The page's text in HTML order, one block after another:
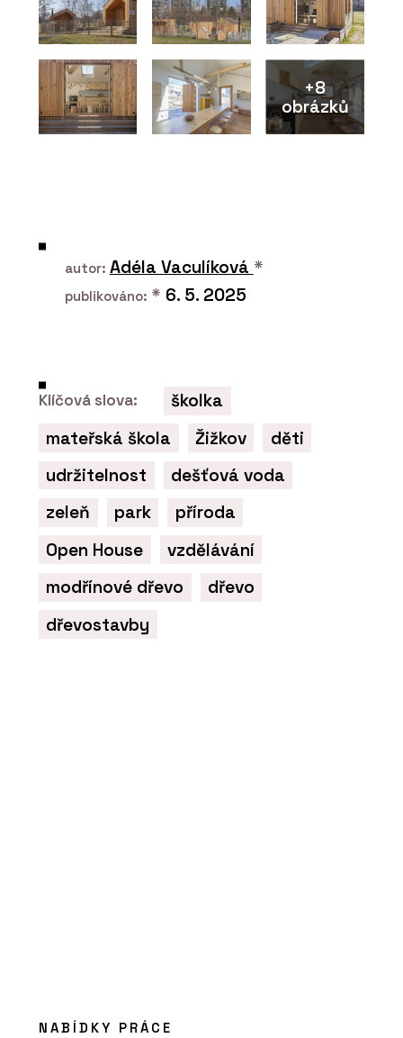
+8
obrázků
autor: Adéla Vaculíková *
publikováno: * 6. 5. 2025
Klíčová slova:
školka
mateřská škola
Žižkov
děti
udržitelnost
dešťová voda
zeleň
park
příroda
Open House
vzdělávání
modřínové dřevo
dřevo
dřevostavby
NABÍDKY PRÁCE